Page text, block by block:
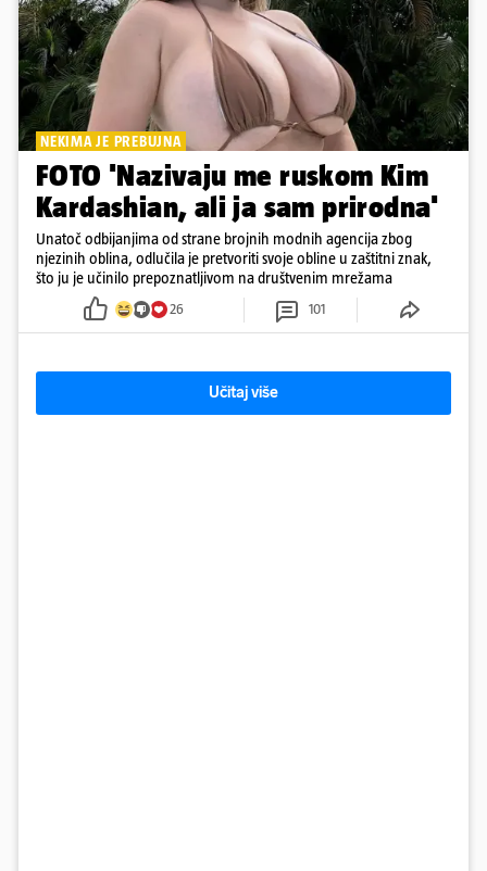
NEKIMA JE PREBUJNA
FOTO 'Nazivaju me ruskom Kim
Kardashian, ali ja sam prirodna'
Unatoč odbijanjima od strane brojnih modnih agencija zbog
njezinih oblina, odlučila je pretvoriti svoje obline u zaštitni znak,
što ju je učinilo prepoznatljivom na društvenim mrežama
26 101
Učitaj više